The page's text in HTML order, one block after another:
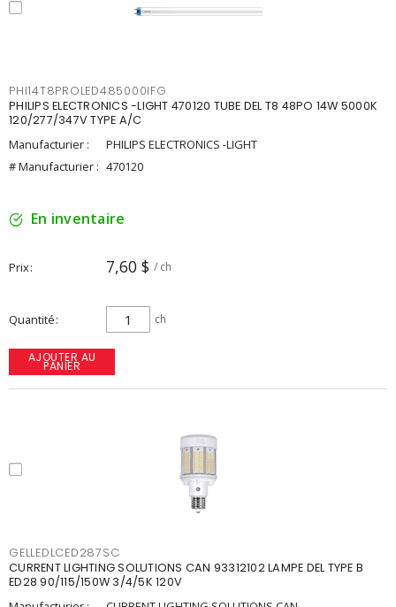
PHI14T8PROLED485000IFG
PHILIPS ELECTRONICS -LIGHT 470120 TUBE DEL T8 48PO 14W 5000K
120/277/347V TYPE A/C
Manufacturier :
PHILIPS ELECTRONICS -LIGHT
# Manufacturier : 470120
En inventaire
Prix 7,60 $ / ch
Quantité ch
AJOUTER AU
PANIER
GELLEDLCED287SC
CURRENT LIGHTING SOLUTIONS CAN 93312102 LAMPE DEL TYPE B
ED28 90/115/150W 3/4/5K 120V